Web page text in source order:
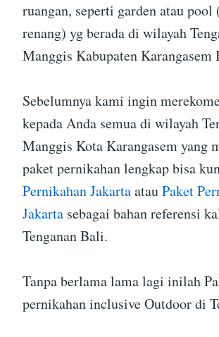
ruangan, seperti garden atau pool
renang) yg berada di wilayah
Manggis Kabupaten Karangasem
Sebelumnya kami ingin
kepada Anda semua di wilayah
Manggis Kota Karangasem yang
paket pernikahan lengkap bisa
Pernikahan JakartaatauPaket
Jakarta sebagai bahan referensi
Tenganan Bali.
Tanpa berlama lama lagi inilah
pernikahan inclusive Outdoor di